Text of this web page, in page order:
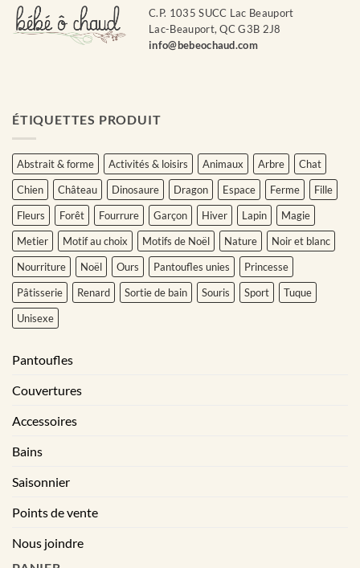
C.P. 1035 SUCC Lac Beauport
Lac-Beauport, QC G3B 2J8
info@bebeochaud.com
ÉTIQUETTES PRODUIT
Abstrait & forme Activités & loisirs Animaux Arbre
Chat
Chien
Château Dinosaure Dragon Espace Ferme
Fille
Fleurs
Forêt Fourrure Garçon Hiver Lapin
Magie
Metier
Motif au choix Motifs de Noël Nature
Noir et blanc
Nourriture
Noël Ours Pantoufles unies
Princesse
Pâtisserie
Renard Sortie de bain Souris Sport
Tuque
Unisexe
Pantoufles
Couvertures
Accessoires
Bains
Saisonnier
Points de vente
Nous joindre